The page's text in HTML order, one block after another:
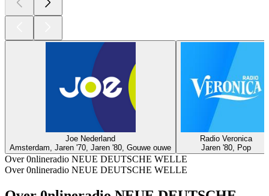
Joe Nederland
Amsterdam, Jaren '70, Jaren '80, Gouwe ouwe
Radio Veronica
Jaren '80, Pop
Over 0nlineradio NEUE DEUTSCHE WELLE
Over 0nlineradio NEUE DEUTSCHE WELLE